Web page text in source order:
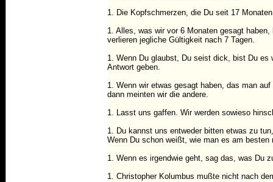
1. Die Kopfschmerzen, die Du seit 17
1. Alles, was wir vor 6 Monaten gesagt
verlieren jegliche Gültigkeit nach 7 Tagen.
1. Wenn Du glaubst, Du seist dick, bist Du es
Antwort geben.
1. Wenn wir etwas gesagt haben, das man
dann meinten wir die andere.
1. Lasst uns gaffen. Wir werden sowieso
1. Du kannst uns entweder bitten etwas zu
Wenn Du schon weißt, wie man es am
1. Wenn es irgendwie geht, sag das, was Du
1. Christopher Kolumbus mußte nicht nach